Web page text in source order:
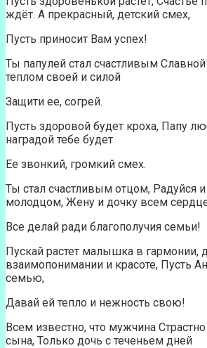
ждёт. А прекрасный, детский смех,
Пусть приносит Вам успех!
Ты папулей стал счастливым
теплом своей и силой
Защити ее, согрей.
Пусть здоровой будет кроха, Папу
наградой тебе будет
Ее звонкий, громкий смех.
Ты стал счастливым отцом, Радуйся
молодцом, Жену и дочку всем
Все делай ради благополучия семьи!
Пускай растет малышка в гармонии,
взаимопонимании и красоте, Пусть
семью,
Давай ей тепло и нежность свою!
Всем известно, что мужчина
сына, Только дочь с теченьем дней